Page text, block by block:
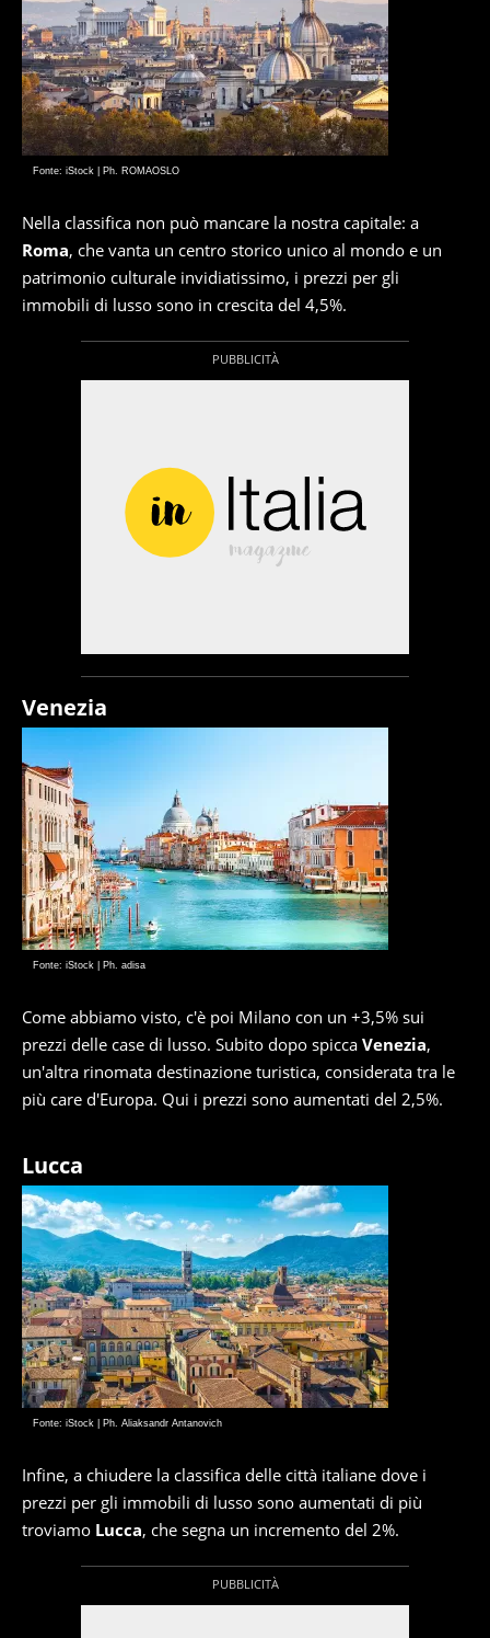
Fonte: iStock | Ph. ROMAOSLO
Nella classifica non può mancare la nostra capitale: a
Roma, che vanta un centro storico unico al mondo e un
patrimonio culturale invidiatissimo, i prezzi per gli
immobili di lusso sono in crescita del 4,5%.
Venezia
Fonte: iStock | Ph. adisa
Come abbiamo visto, c'è poi Milano con un +3,5% sui
prezzi delle case di lusso. Subito dopo spicca Venezia,
un'altra rinomata destinazione turistica, considerata tra le
più care d'Europa. Qui i prezzi sono aumentati del 2,5%.
Lucca
Fonte: iStock | Ph. Aliaksandr Antanovich
Infine, a chiudere la classifica delle città italiane dove i
prezzi per gli immobili di lusso sono aumentati di più
troviamo Lucca, che segna un incremento del 2%.